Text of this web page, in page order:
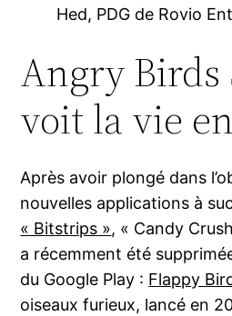
Hed, PDG de Rovio
Angry Birds
voit la vie
Après avoir plongé dans
nouvelles applications à
« Bitstrips », « Candy
a récemment été
du Google Play : Flappy
oiseaux furieux, lancé en